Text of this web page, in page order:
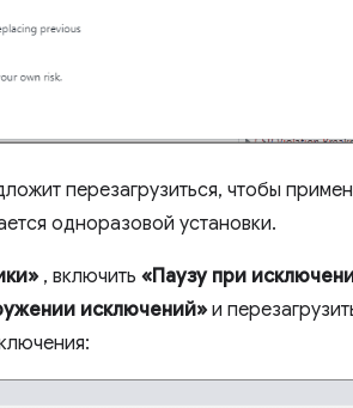
перезагрузиться, чтобы
одноразовой установки.
, включить «Паузу при
исключений»и